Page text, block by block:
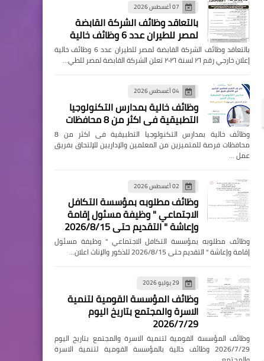
07 أغسطس 2026
بالتعاقد وظائف الشركة القابضة
لمصر للطيران عدد 6 وظائف خالية
بالتعاقد وظائف الشركة القابضة لمصر للطيران عدد 6 وظائف خالية
إعلان خارجي رقم ٢٦ لسنة ٢٠٢٦ تعلن الشركة القابضة لمصر للطي…
04 أغسطس 2026
وظائف خالية بمدارس التكنولوجيا
التطبيقية فى اكثر من 8 محافظات
وظائف خالية بمدارس التكنولوجيا التطبيقية فى اكثر من 8
محافظات فرصة للمتميزين من المعلمين والإداريين للإلتحاق بفريق
عمل …
02 أغسطس 2026
وظائف مطلوبه بمؤسسة التكافل
الاجتماعي " وظيفة مسئول إقامة
وإعاشة " التقديم حتى 2026/8/15
وظائف مطلوبه بمؤسسة التكافل الاجتماعي " وظيفة مسئول
إقامة وإعاشة " التقديم حتى 2026/8/15 للذكور والإناث اعلان…
29 يوليو 2026
وظائف المؤسسة القومية لتنمية
الاسرة والمجتمع بتاريخ اليوم
2026/7/29
وظائف المؤسسة القومية لتنمية الاسرة والمجتمع بتاريخ اليوم
2026/7/29 وظائف خالية بالمؤسسة القومية لتنمية الاسرة